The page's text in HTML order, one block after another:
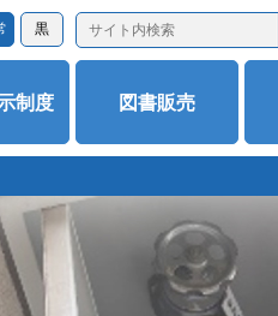
黒
制度 図書販売